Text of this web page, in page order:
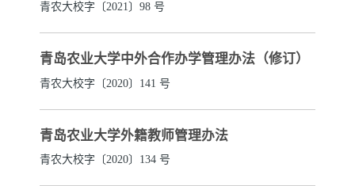
青农大校字〔2021〕98 号
青岛农业大学中外合作办学管理办法（修订）
青农大校字〔2020〕141 号
青岛农业大学外籍教师管理办法
青农大校字〔2020〕134 号